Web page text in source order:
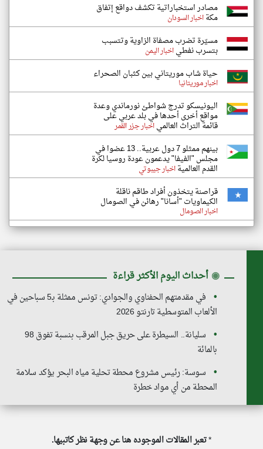
مصادر استخباراتية تكشف دواقع إتفاق
مكةاخبار السودان
مسيّرة تضرب مصفاة الزاوية وتتسبب
بتسرب نفطياخبار اليمن
حياة شاب موريتاني بين كثبان الصحراء
اخبار موريتانيا
اليونيسكو تدرج شواطئ نورماندي وعدة
مواقع أخرى أحدها في بلد عربي على
قائمة التراث العالمياخبار جزر القمر
بينهم ممثلو 7 دول عربية.. 13 عضوا في
مجلس "الفيفا" يدعمون عودة روسيا لكرة
القدم العالميةاخبار جيبوتي
قراصنة يتخذون أفراد طاقم ناقلة
الكيماويات "أسانا" رهائن في الصومال
اخبار الصومال
◉ أحداث اليوم الأكثر قراءة
في مقدمتهم الحفناوي والجوادي: تونس ممثلة بـ5 سباحين في
الألعاب المتوسطية تارنتو 2026
سليانة.. السيطرة على حريق جبل المرقب بنسبة تفوق 98
بالمائة
سوسة: رئيس مشروع محطة تحلية مياه البحر يؤكد سلامة
المحطة من أي مواد خطرة
*تعبر المقالات الموجوده هنا عن وجهة نظر كاتبيها.